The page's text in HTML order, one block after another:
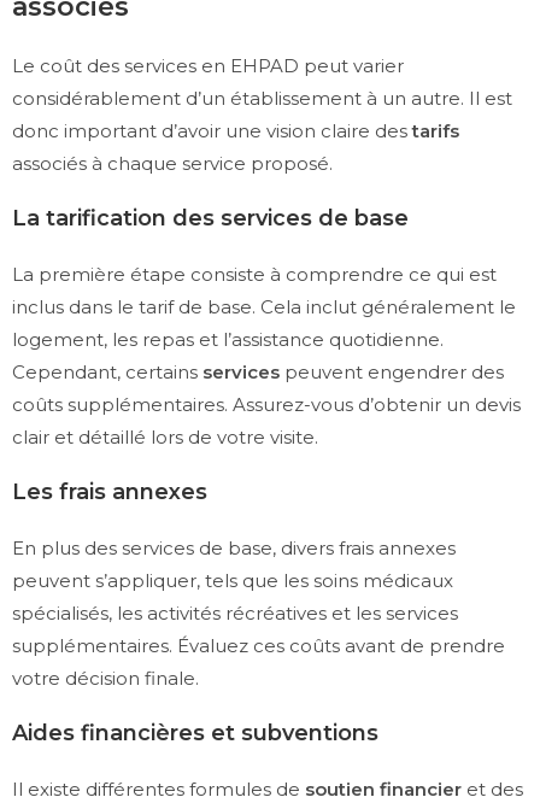
Le coût des services en EHPAD peut varier
considérablement d’un établissement à un autre. Il est
donc important d’avoir une vision claire destarifs
associés à chaque service proposé.
La tarification des services de base
La première étape consiste à comprendre ce qui est
inclus dans le tarif de base. Cela inclut généralement le
logement, les repas et l’assistance quotidienne.
Cependant, certains services peuvent engendrer des
coûts supplémentaires. Assurez-vous d’obtenir un devis
clair et détaillé lors de votre visite.
Les frais annexes
En plus des services de base, divers frais annexes
peuvent s’appliquer, tels que les soins médicaux
spécialisés, les activités récréatives et les services
supplémentaires. Évaluez ces coûts avant de prendre
votre décision finale.
Aides financières et subventions
Il existe différentes formules de soutien financier et des